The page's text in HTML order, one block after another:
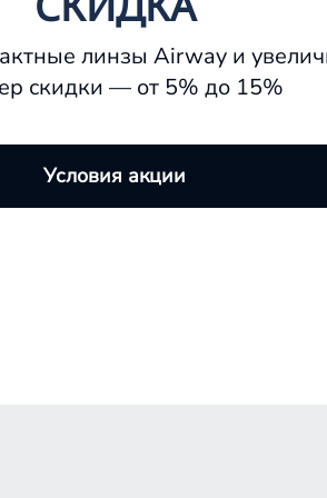
линзы Airway и
скидки — от 5% до 15%
Условия акции